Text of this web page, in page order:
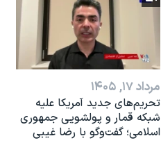
مرداد ۱۷, ۱۴۰۵
تحریم‌های جدید آمریکا علیه
شبکه قمار و پولشویی جمهوری
اسلامی؛ گفت‌وگو با رضا غیبی